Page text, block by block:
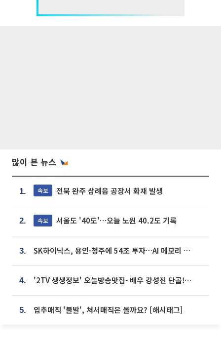
많이 본 뉴스
1. 속보 전북 완주 삼례읍 공장서 화재 발생
2. 속보 서울도 '40도'…오늘 노원 40.2도 기록
3. SK하이닉스, 용인·청주에 54조 투자…AI 메모리 생산기지 키운다
4. '2TV 생생정보' 오늘방송맛집- 배우 강성진 단골! 쌀국수ㆍ푸팟퐁 커리 맛집 '블○○○'
5. 입추매직 '불발', 처서매직은 올까요? [해시태그]